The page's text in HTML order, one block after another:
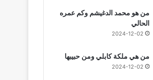
من هو محمد الدغيشم وكم عمره
الحالي
2024-12-02
من هي ملكة كابلي ومن حبيبها
2024-12-02